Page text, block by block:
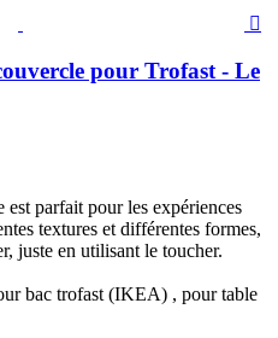

pour Trofast - Le
parfait pour les expériences
textures et différentes formes,
juste en utilisant le toucher.
bac trofast (IKEA) , pour table